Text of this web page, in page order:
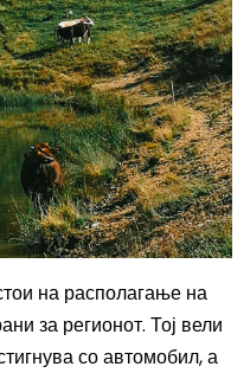
на располагање на
за регионот. Тој вели
со автомобил, а